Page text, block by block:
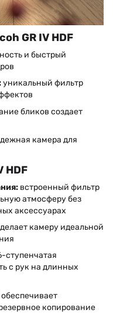
GR IV HDF
и быстрый
уникальный фильтр
бликов создает
камера для
HDF
встроенный фильтр
атмосферу без
аксессуарах
делает камеру идеальной
ступенчатая
с рук на длинных
обеспечивает
копирование